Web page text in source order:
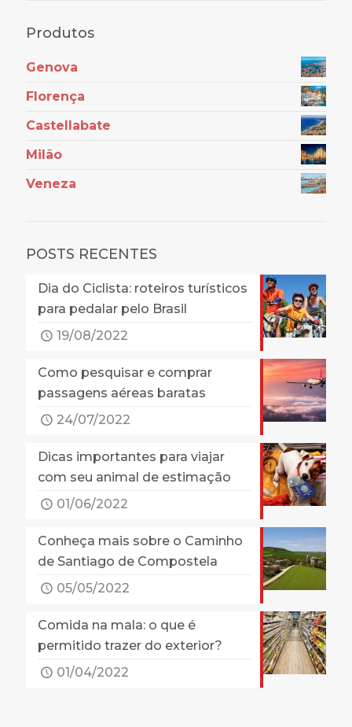
Produtos
Genova
Florença
Castellabate
Milão
Veneza
POSTS RECENTES
Dia do Ciclista: roteiros turísticos
para pedalar pelo Brasil
19/08/2022
Como pesquisar e comprar
passagens aéreas baratas
24/07/2022
Dicas importantes para viajar
com seu animal de estimação
01/06/2022
Conheça mais sobre o Caminho
de Santiago de Compostela
05/05/2022
Comida na mala: o que é
permitido trazer do exterior?
01/04/2022